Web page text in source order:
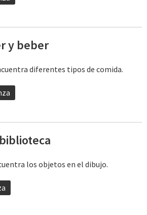
y beber
diferentes tipos de comida.
los objetos en el dibujo.